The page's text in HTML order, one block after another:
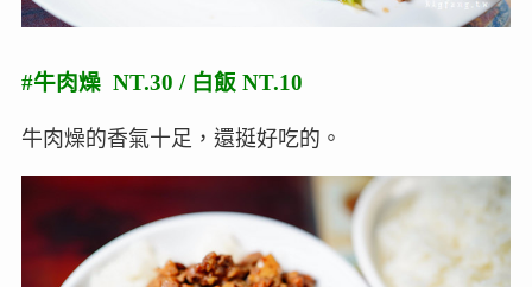
#牛肉燥 NT.30 / 白飯 NT.10
牛肉燥的香氣十足，還挺好吃的。